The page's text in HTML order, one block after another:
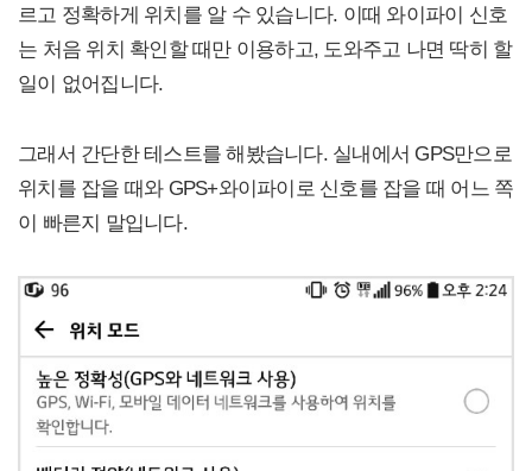
르고 정확하게 위치를 알 수 있습니다. 이때 와이파이 신호
는 처음 위치 확인할 때만 이용하고, 도와주고 나면 딱히 할
일이 없어집니다.
그래서 간단한 테스트를 해봤습니다. 실내에서 GPS만으로
위치를 잡을 때와 GPS+와이파이로 신호를 잡을 때 어느 쪽
이 빠른지 말입니다.